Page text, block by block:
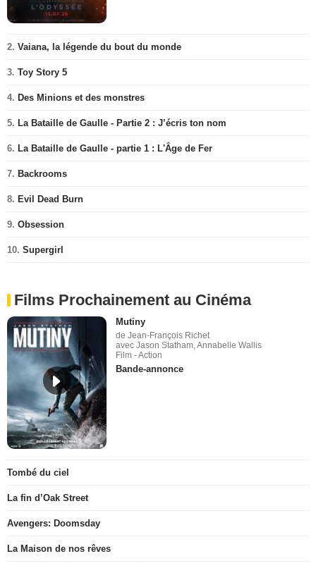
2. Vaiana, la légende du bout du monde
3. Toy Story 5
4. Des Minions et des monstres
5. La Bataille de Gaulle - Partie 2 : J’écris ton nom
6. La Bataille de Gaulle - partie 1 : L'Âge de Fer
7. Backrooms
8. Evil Dead Burn
9. Obsession
10. Supergirl
Films Prochainement au Cinéma
Mutiny
de Jean-François Richet
avec Jason Statham, Annabelle Wallis
Film - Action
Bande-annonce
Tombé du ciel
La fin d’Oak Street
Avengers: Doomsday
La Maison de nos rêves